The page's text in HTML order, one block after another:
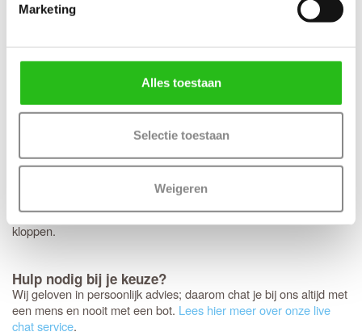
Marketing
Alles toestaan
Selectie toestaan
Weigeren
vierkant rozet? Dan bereiden we dit graag direct voor je voor.
Houd er wel rekening mee dat deze specifieke fabrieksboring
met minirozet. Mooie bijpassende zwarte deurkrukken speciaal
Controleer je bestelling zorgvuldig
speciaal voor jou samengesteld. Omdat het om dit specifieke
maatwerk gaat, is het niet mogelijk om de deuren te ruilen,
Controleer
keerextra goedof de afmetingen, kleur en uitvoering helemaal
kloppen.
Hulp nodig bij je keuze?
Wij geloven in persoonlijk advies; daarom chat je bij ons altijd met
een mens en nooit met een bot. Lees hier meer over onze live
chat service.